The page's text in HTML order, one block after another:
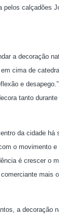
calçadões
a decoração
cima de
e
tanto
da cidade
o movimento
é crescer o
mais
a decoração